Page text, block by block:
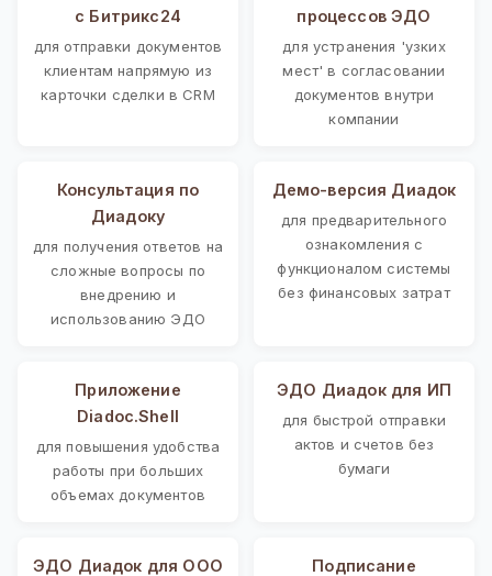
с Битрикс24
для отправки документов
клиентам напрямую из
карточки сделки в CRM
процессов ЭДО
для устранения 'узких
мест' в согласовании
документов внутри
компании
Консультация по
Диадоку
для получения ответов на
сложные вопросы по
внедрению и
использованию ЭДО
Демо-версия Диадок
для предварительного
ознакомления с
функционалом системы
без финансовых затрат
Приложение
Diadoc.Shell
для повышения удобства
работы при больших
объемах документов
ЭДО Диадок для ИП
для быстрой отправки
актов и счетов без
бумаги
ЭДО Диадок для ООО
Подписание